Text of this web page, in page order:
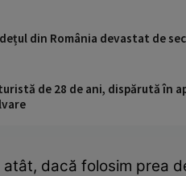
din România devastat de
de 28 de ani, dispărută în
dacă folosim prea